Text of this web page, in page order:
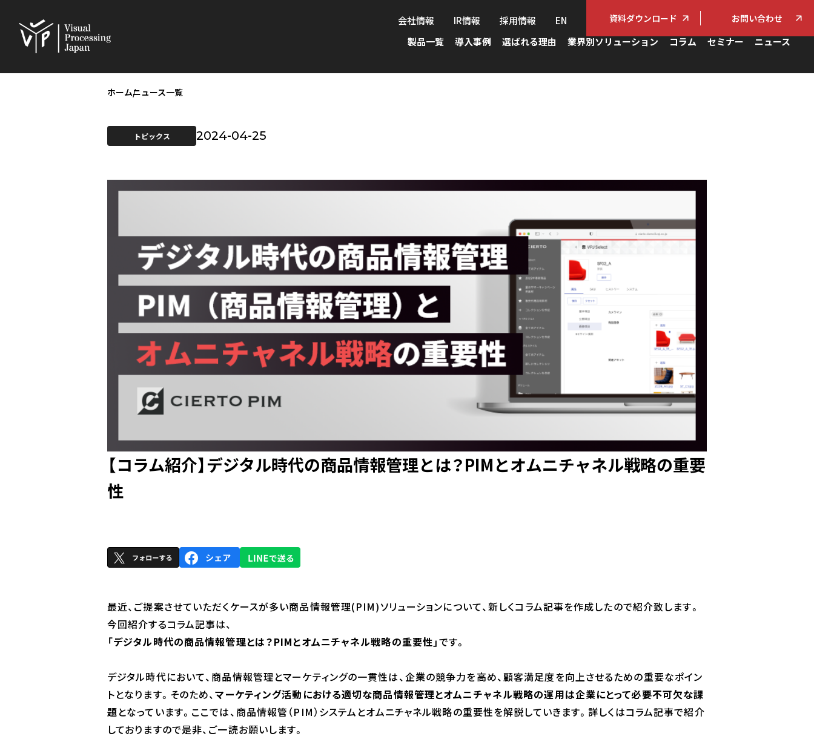
会社情報 IR情報 採用情報 EN 資料ダウンロード お問い合わせ
製品一覧 導入事例 選ばれる理由 業界別ソリューション コラム セミナー ニュース
ホームニュース一覧
トピックス 2024-04-25
【コラム紹介】デジタル時代の商品情報管理とは？PIMとオムニチャネル戦略の重要
性
最近、ご提案させていただくケースが多い商品情報管理(PIM)ソリューションについて、新しくコラム記事を作成したので紹介致します。
今回紹介するコラム記事は、
「デジタル時代の商品情報管理とは？PIMとオムニチャネル戦略の重要性」です。
デジタル時代において、商品情報管理とマーケティングの一貫性は、企業の競争力を高め、顧客満足度を向上させるための重要なポイン
トとなります。そのため、マーケティング活動における適切な商品情報管理とオムニチャネル戦略の運用は企業にとって必要不可欠な課
題となっています。ここでは、商品情報管（PIM）システムとオムニチャネル戦略の重要性を解説していきます。詳しくはコラム記事で紹介
しておりますので是非、ご一読お願いします。